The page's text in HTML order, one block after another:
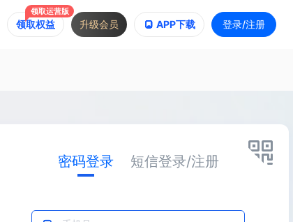
领取运营版
领取权益 升级会员 APP下载 登录/注册
密码登录 短信登录/注册